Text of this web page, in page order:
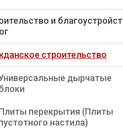
строительство
дырчатые
перекрытия (Плиты
настила)